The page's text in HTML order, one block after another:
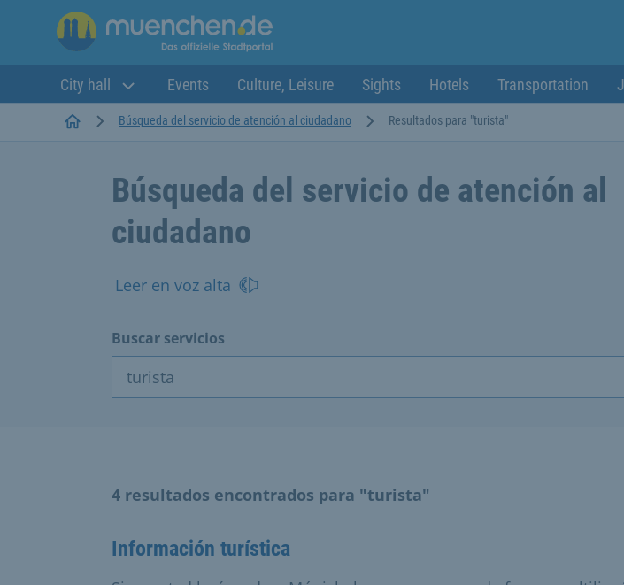
City hall Events Culture, Leisure Sights Hotels Transportation
StartseiteBúsqueda del servicio de atención al ciudadano Resultados para "turista"
Búsqueda del servicio de atención al
ciudadano
Leer en voz alta
Buscar servicios
4 resultados encontrados para "turista"
Información turística